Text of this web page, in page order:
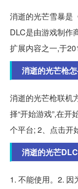
消逝的光芒雪暴是
DLC是由游戏制作
扩展内容之一,于
消逝的光芒枪
消逝的光芒枪联机
择“开始游戏”,在开
个平台; 2、点击开
消逝的光芒
1. 不能使用。2.